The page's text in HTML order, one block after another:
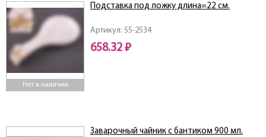
Нет в наличии
Артикул: 55-2534
Подставка под ложку длина=22 см.
658.32 ₽
Заварочный чайник с бантиком 900 мл.